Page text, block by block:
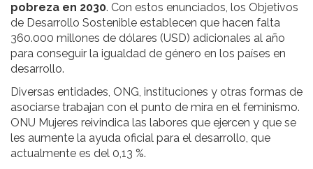
pobreza en 2030. Con estos enunciados, los Objetivos
de Desarrollo Sostenible establecen que hacen falta
360.000 millones de dólares (USD) adicionales al año
para conseguir la igualdad de género en los países en
desarrollo.
Diversas entidades, ONG, instituciones y otras formas de
asociarse trabajan con el punto de mira en el feminismo.
ONU Mujeres reivindica las labores que ejercen y que se
les aumente la ayuda oficial para el desarrollo, que
actualmente es del 0,13 %.